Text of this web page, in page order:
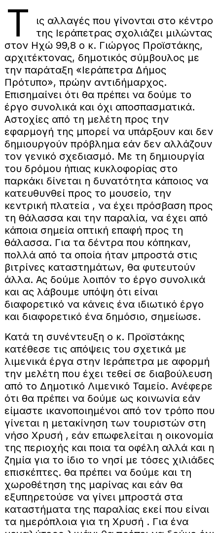
Τ
ις αλλαγές που γίνονται στο κέντρο
της Ιεράπετρας σχολιάζει μιλώντας
στον Ηχώ 99,8 ο κ. Γιώργος Προϊστάκης,
αρχιτέκτονας, δημοτικός σύμβουλος με
την παράταξη «Ιεράπετρα Δήμος
Πρότυπο», πρώην αντιδήμαρχος.
Επισημαίνει ότι θα πρέπει να δούμε το
έργο συνολικά και όχι αποσπασματικά.
Αστοχίες από τη μελέτη προς την
εφαρμογή της μπορεί να υπάρξουν και δεν
δημιουργούν πρόβλημα εάν δεν αλλάζουν
τον γενικό σχεδιασμό. Με τη δημιουργία
του δρόμου ήπιας κυκλοφορίας στο
παρκάκι δίνεται η δυνατότητα κάποιος να
κατευθυνθεί προς το μουσείο, την
κεντρική πλατεία , να έχει πρόσβαση προς
τη θάλασσα και την παραλία, να έχει από
κάποια σημεία οπτική επαφή προς τη
θάλασσα. Για τα δέντρα που κόπηκαν,
πολλά από τα οποία ήταν μπροστά στις
βιτρίνες καταστημάτων, θα φυτευτούν
άλλα. Ας δούμε λοιπόν το έργο συνολικά
και ας λάβουμε υπόψη ότι είναι
διαφορετικό να κάνεις ένα ιδιωτικό έργο
και διαφορετικό ένα δημόσιο, σημείωσε.
Κατά τη συνέντευξη ο κ. Προϊστάκης
κατέθεσε τις απόψεις του σχετικά με
λιμενικά έργα στην Ιεράπετρα με αφορμή
την μελέτη που έχει τεθεί σε διαβούλευση
από το Δημοτικό Λιμενικό Ταμείο. Ανέφερε
ότι θα πρέπει να δούμε ως κοινωνία εάν
είμαστε ικανοποιημένοι από τον τρόπο που
γίνεται η μετακίνηση των τουριστών στη
νήσο Χρυσή , εάν επωφελείται η οικονομία
της περιοχής και ποια τα οφέλη αλλά και η
ζημία για το ίδιο το νησί με τόσες χιλιάδες
επισκέπτες. θα πρέπει να δούμε και τη
χωροθέτηση της μαρίνας και εάν θα
εξυπηρετούσε να γίνει μπροστά στα
καταστήματα της παραλίας εκεί που είναι
τα ημερόπλοια για τη Χρυσή . Για ένα